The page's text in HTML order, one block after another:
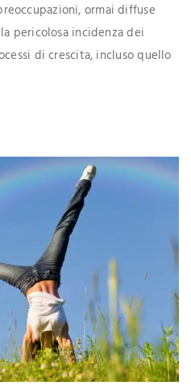
ormai diffuse
pericolosa incidenza dei
di crescita, incluso quello